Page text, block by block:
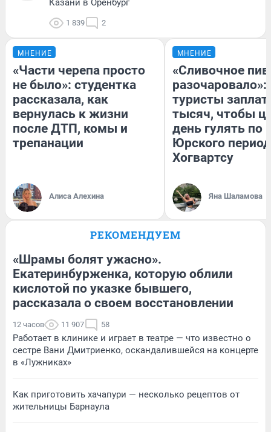
Казани в Оренбург
1 839 2
МНЕНИЕ
«Части черепа просто
не было»: студентка
рассказала, как
вернулась к жизни
после ДТП, комы и
трепанации
Алиса Алехина
МНЕНИЕ
«Сливочное
разочаровало»:
туристы
тысяч, чтобы
день гулять по
Юрского
Хогвартсу
Яна Шаламова
РЕКОМЕНДУЕМ
«Шрамы болят ужасно».
Екатеринбурженка, которую облили
кислотой по указке бывшего,
рассказала о своем восстановлении
12 часов 11 907 58
Работает в клинике и играет в театре — что известно о
сестре Вани Дмитриенко, оскандалившейся на концерте
в «Лужниках»
Как приготовить хачапури — несколько рецептов от
жительницы Барнаула